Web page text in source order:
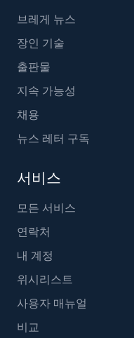
브레게 뉴스
장인 기술
출판물
지속 가능성
채용
뉴스 레터 구독
서비스
모든 서비스
연락처
내 계정
위시리스트
사용자 매뉴얼
비교